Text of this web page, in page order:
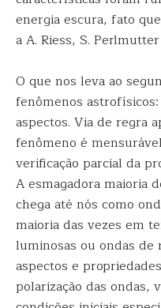
energia escura, fato
a A. Riess, S.
O que nos leva ao
fenômenos
aspectos. Via de regra
fenômeno é
verificação parcial da
A esmagadora maioria
chega até nós como
maioria das vezes em
luminosas ou ondas de
aspectos e
polarização das ondas,